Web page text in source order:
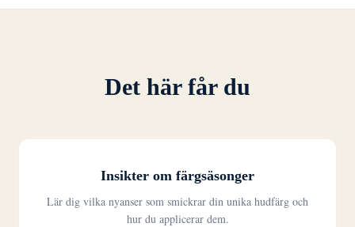
Det här får du
Insikter om färgsäsonger
Lär dig vilka nyanser som smickrar din unika hudfärg och
hur du applicerar dem.